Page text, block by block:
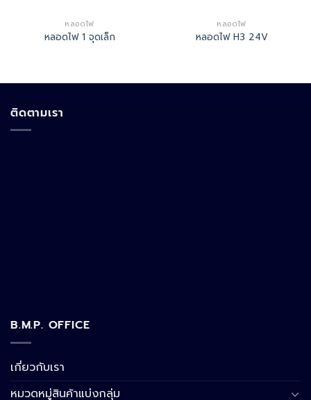
หลอดไฟ
หลอดไฟ 1 จุดเล็ก
หลอดไฟ
หลอดไฟ H3 24V
ติดตามเรา
B.M.P. OFFICE
เกี่ยวกับเรา
หมวดหมู่สินค้าแบ่งกลุ่ม